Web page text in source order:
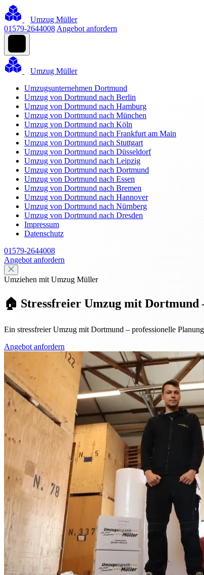
Umzug Müller
01579-2644008 Angebot anfordern
Umzug Müller
Umzugsunternehmen Dortmund
Umzug von Dortmund nach Berlin
Umzug von Dortmund nach Hamburg
Umzug von Dortmund nach München
Umzug von Dortmund nach Köln
Umzug von Dortmund nach Frankfurt am Main
Umzug von Dortmund nach Stuttgart
Umzug von Dortmund nach Düsseldorf
Umzug von Dortmund nach Leipzig
Umzug von Dortmund nach Dortmund
Umzug von Dortmund nach Essen
Umzug von Dortmund nach Bremen
Umzug von Dortmund nach Hannover
Umzug von Dortmund nach Nürnberg
Umzug von Dortmund nach Dresden
Impressum
Datenschutz
01579-2644008
Angebot anfordern
Umziehen mit Umzug Müller
🏠 Stressfreier Umzug mit
Ein stressfreier Umzug mit Dortmund – professionelle
Angebot anfordern